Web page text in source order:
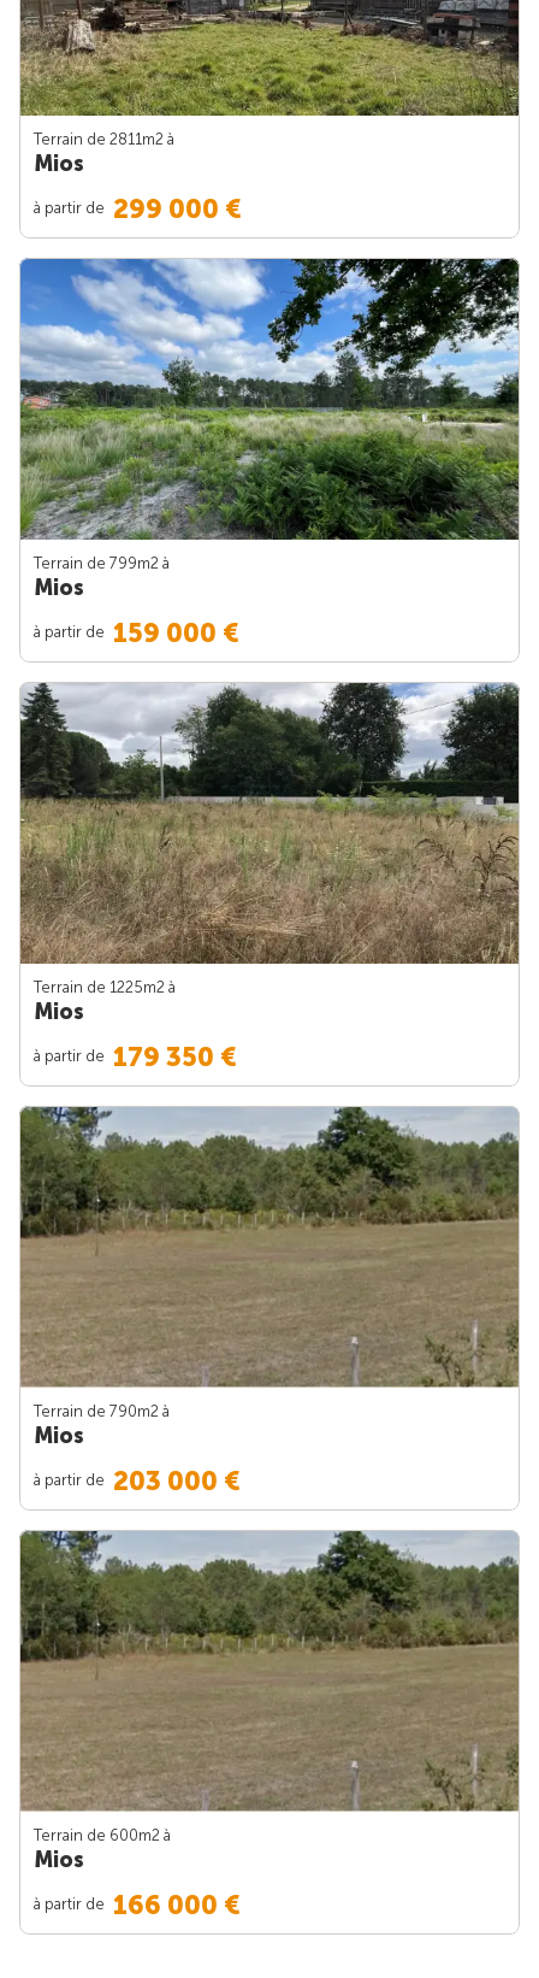
Terrain de 2811m2 à
Mios
à partir de 299 000 €
Terrain de 799m2 à
Mios
à partir de 159 000 €
Terrain de 1225m2 à
Mios
à partir de 179 350 €
Terrain de 790m2 à
Mios
à partir de 203 000 €
Terrain de 600m2 à
Mios
à partir de 166 000 €